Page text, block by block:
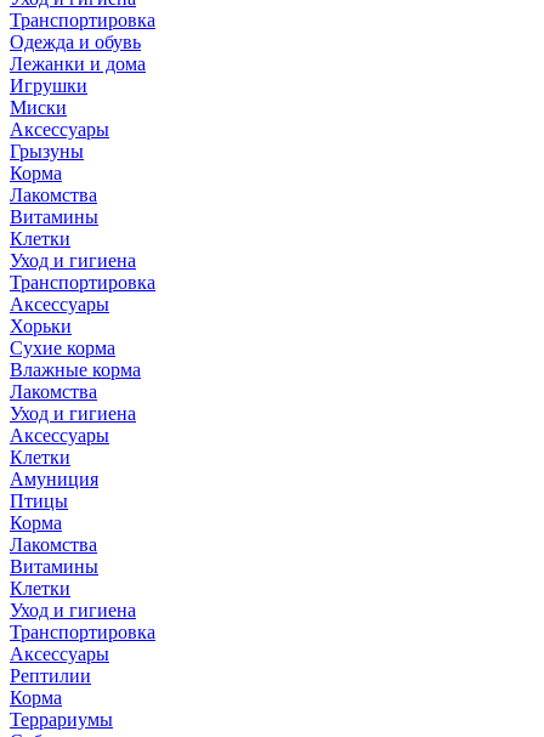
Транспортировка
Одежда и обувь
Лежанки и дома
Игрушки
Миски
Аксессуары
Грызуны
Корма
Лакомства
Витамины
Клетки
Уход и гигиена
Транспортировка
Аксессуары
Хорьки
Сухие корма
Влажные корма
Лакомства
Уход и гигиена
Аксессуары
Клетки
Амуниция
Птицы
Корма
Лакомства
Витамины
Клетки
Уход и гигиена
Транспортировка
Аксессуары
Рептилии
Корма
Террариумы